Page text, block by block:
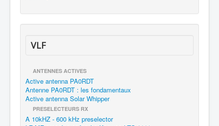
VLF
ANTENNES ACTIVES
Active antenna PA0RDT
Antenne PA0RDT : les fondamentaux
Active antenna Solar Whipper
PRESELECTEURS RX
A 10kHZ - 600 kHz preselector